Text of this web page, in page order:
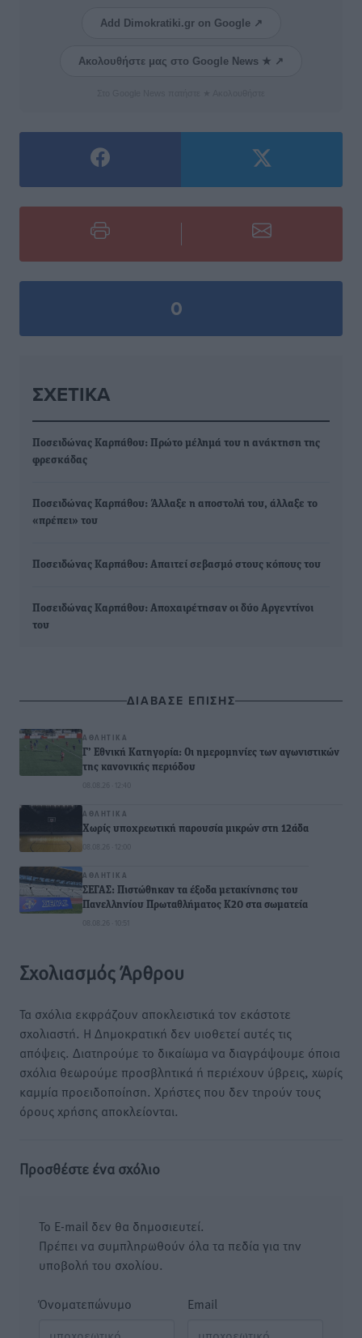
Add Dimokratiki.gr on Google ↗
Ακολουθήστε μας στο Google News ★ ↗
0
ΣΧΕΤΙΚΆ
Ποσειδώνας Καρπάθου: Πρώτο μέλημά του η ανάκτηση της
φρεσκάδας
Ποσειδώνας Καρπάθου: Άλλαξε η αποστολή του, άλλαξε το
«πρέπει» του
Ποσειδώνας Καρπάθου: Απαιτεί σεβασμό στους κόπους του
Ποσειδώνας Καρπάθου: Αποχαιρέτησαν οι δύο Αργεντίνοι
του
ΔΙΑΒΑΣΕ ΕΠΙΣΗΣ
ΑΘΛΗΤΙΚΆ
Γ’ Εθνική Κατηγορία: Οι ημερομηνίες των αγωνιστικών
της κανονικής περιόδου
08.08.26 · 12:40
ΑΘΛΗΤΙΚΆ
Χωρίς υποχρεωτική παρουσία μικρών στη 12άδα
08.08.26 · 12:00
ΑΘΛΗΤΙΚΆ
ΣΕΓΑΣ: Πιστώθηκαν τα έξοδα μετακίνησης του
Πανελληνίου Πρωταθλήματος Κ20 στα σωματεία
08.08.26 · 10:51
Σχολιασμός Άρθρου
Τα σχόλια εκφράζουν αποκλειστικά τον εκάστοτε
σχολιαστή. Η Δημοκρατική δεν υιοθετεί αυτές τις
απόψεις. Διατηρούμε το δικαίωμα να διαγράψουμε όποια
σχόλια θεωρούμε προσβλητικά ή περιέχουν ύβρεις, χωρίς
καμμία προειδοποίηση. Χρήστες που δεν τηρούν τους
όρους χρήσης αποκλείονται.
Προσθέστε ένα σχόλιο
Το E-mail δεν θα δημοσιευτεί.
Πρέπει να συμπληρωθούν όλα τα πεδία για την
υποβολή του σχολίου.
Όνοματεπώνυμο Email